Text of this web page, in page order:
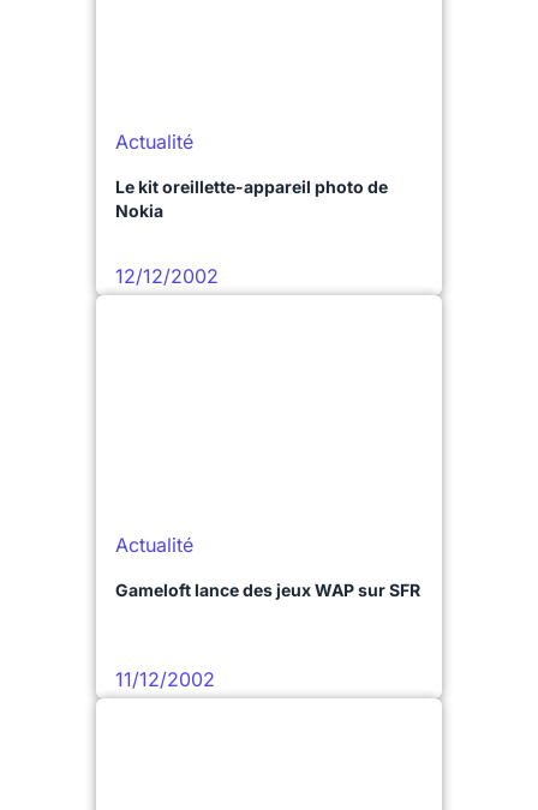
Actualité
Le kit oreillette-appareil photo de
Nokia
12/12/2002
Actualité
Gameloft lance des jeux WAP sur SFR
11/12/2002